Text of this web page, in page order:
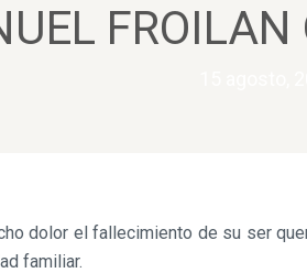
FROILAN
dolor el fallecimiento de su ser
familiar.